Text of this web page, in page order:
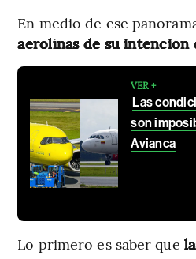
En medio de ese
aerolínas de su intención
VER +
Las
son
Avianca
Lo primero es saber que